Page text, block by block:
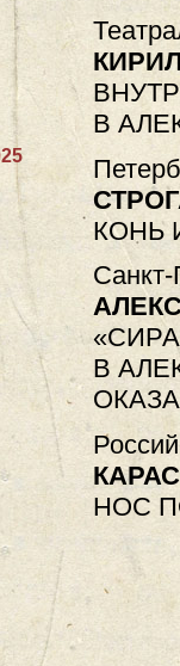
В
КОНЬ
Санкт-
В
НОС